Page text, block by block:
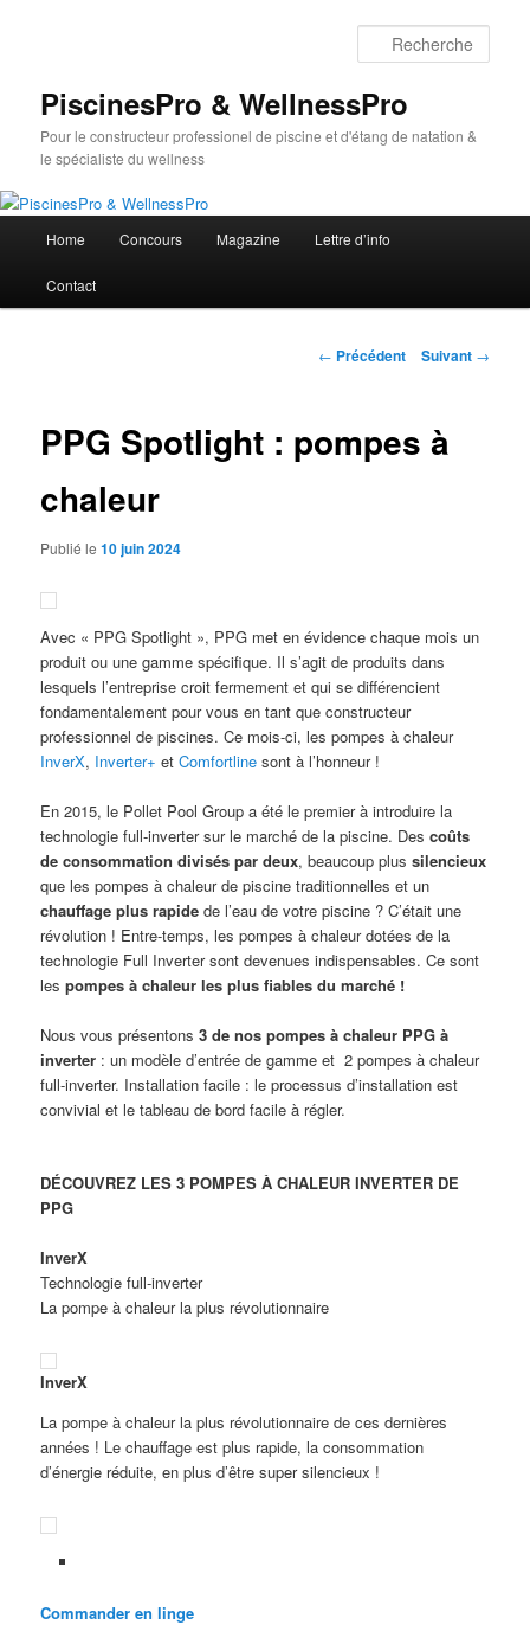
PiscinesPro & WellnessPro
Pour le constructeur professionel de piscine et d'étang de natation &
le spécialiste du wellness
principal
Home Concours Magazine Lettre d’info
Contact
Navigation
← Précédent Suivant →
PPG Spotlight : pompes à
chaleur
Publié le10 juin 2024
Avec « PPG Spotlight », PPG met en évidence chaque mois un
produit ou une gamme spécifique. Il s’agit de produits dans
lesquels l’entreprise croit fermement et qui se différencient
fondamentalement pour vous en tant que constructeur
professionnel de piscines. Ce mois-ci, les pompes à chaleur
InverX, Inverter+ etComfortline sont à l’honneur !
En 2015, le Pollet Pool Group a été le premier à introduire la
technologie full-inverter sur le marché de la piscine. Descoûts
de consommation divisés par deux, beaucoup plussilencieux
que les pompes à chaleur de piscine traditionnelles et un
chauffage plus rapide de l’eau de votre piscine ? C’était une
révolution ! Entre-temps, les pompes à chaleur dotées de la
technologie Full Inverter sont devenues indispensables. Ce sont
lespompes à chaleur les plus fiables du marché !
Nous vous présentons3 de nos pompes à chaleur PPG à
inverter : un modèle d’entrée de gamme et 2 pompes à chaleur
full-inverter. Installation facile : le processus d’installation est
convivial et le tableau de bord facile à régler.
DÉCOUVREZ LES 3 POMPES À CHALEUR INVERTER DE
PPG
InverX
Technologie full-inverter
La pompe à chaleur la plus révolutionnaire
InverX
La pompe à chaleur la plus révolutionnaire de ces dernières
années ! Le chauffage est plus rapide, la consommation
d’énergie réduite, en plus d’être super silencieux !
Commander en linge